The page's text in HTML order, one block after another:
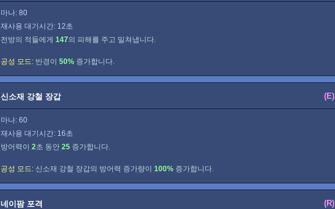
마나: 80
재사용 대기시간: 12초
전방의 적들에게 147의 피해를 주고 밀쳐냅니다.
공성 모드: 반경이 50% 증가합니다.
신소재 강철 장갑 (E)
마나: 60
재사용 대기시간: 16초
방어력이 2초 동안 25 증가합니다.
공성 모드: 신소재 강철 장갑의 방어력 증가량이 100% 증가합니다.
네이팜 포격 (R)